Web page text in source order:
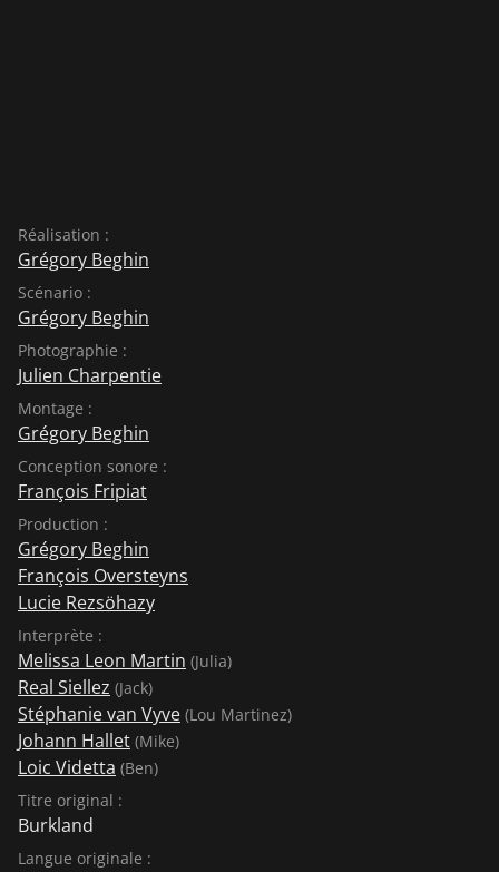
Réalisation :
Grégory Beghin
Scénario :
Grégory Beghin
Photographie :
Julien Charpentie
Montage :
Grégory Beghin
Conception sonore :
François Fripiat
Production :
Grégory Beghin
François Oversteyns
Lucie Rezsöhazy
Interprète :
Melissa Leon Martin (Julia)
Real Siellez (Jack)
Stéphanie van Vyve (Lou Martinez)
Johann Hallet (Mike)
Loic Videtta (Ben)
Titre original :
Burkland
Langue originale :